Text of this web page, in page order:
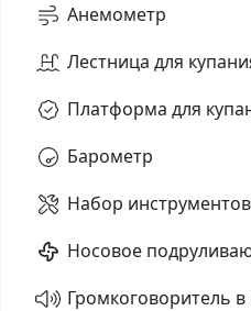
Анемометр
Лестница для
Платформа для
Барометр
Набор инструментов
Носовое
Громкоговоритель